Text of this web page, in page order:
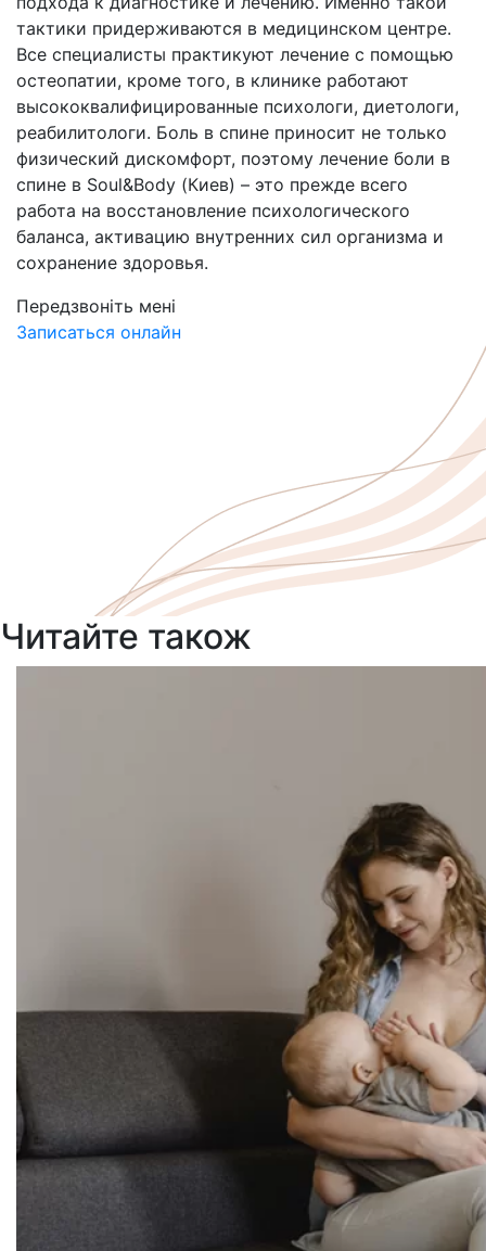
тактики придерживаются в медицинском центре.
Все специалисты практикуют лечение с помощью
остеопатии, кроме того, в клинике работают
высококвалифицированные психологи, диетологи,
реабилитологи. Боль в спине приносит не только
физический дискомфорт, поэтому лечение боли в
спине в Soul&Body (Киев) – это прежде всего
работа на восстановление психологического
баланса, активацию внутренних сил организма и
сохранение здоровья.
Передзвоніть мені
Записаться онлайн
Читайте також